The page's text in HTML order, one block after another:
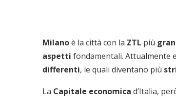
Milanoè la città con la ZTL più
aspetti fondamentali. Attualmente
differenti, le quali diventano più
La Capitale economica d’Italia,